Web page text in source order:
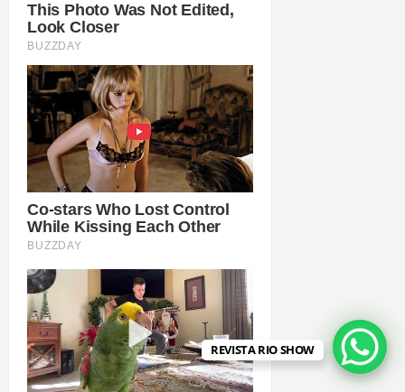
REVISTA RIO SHOW